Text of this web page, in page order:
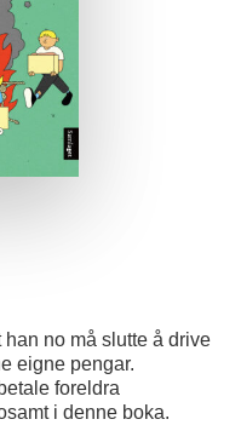
han no må slutte å drive
eigne pengar.
foreldra
i denne boka.